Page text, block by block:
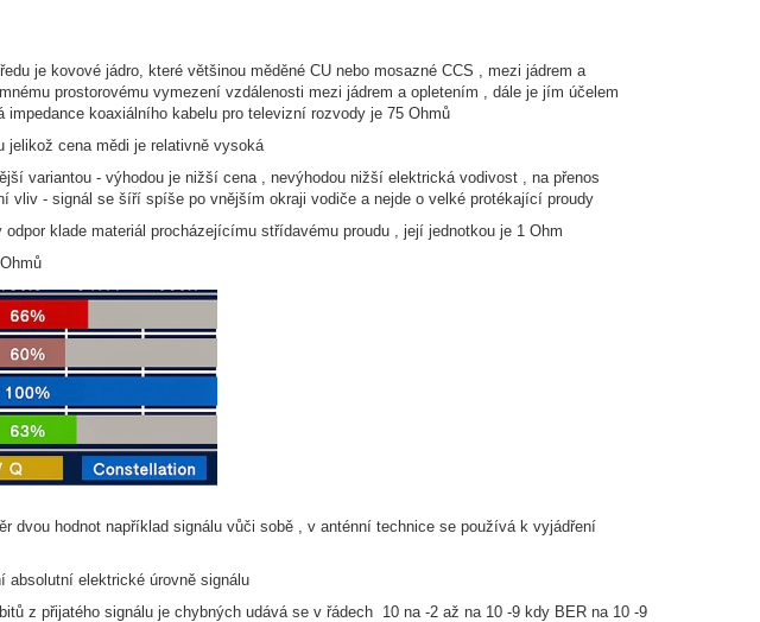
je kovové jádro, které většinou měděné CU nebo mosazné CCS , mezi jádrem a
prostorovému vymezení vzdálenosti mezi jádrem a opletením , dále je jím účelem
koaxiálního kabelu pro televizní rozvody je 75 Ohmů
jelikož cena mědi je relativně vysoká
variantou - výhodou je nižší cena , nevýhodou nižší elektrická vodivost , na přenos
vliv - signál se šíří spíše po vnějším okraji vodiče a nejde o velké protékající proudy
klade materiál procházejícímu střídavému proudu , její jednotkou je 1 Ohm
dvou hodnot například signálu vůči sobě , v anténní technice se používá k vyjádření
absolutní elektrické úrovně signálu
z přijatého signálu je chybných udává se v řádech 10 na -2 až na 10 -9 kdy BER na 10 -9